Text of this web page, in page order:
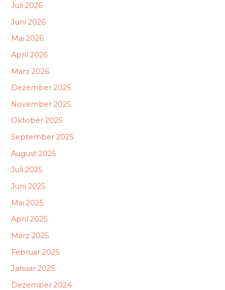
Juli 2026
Juni 2026
Mai 2026
April 2026
März 2026
Dezember 2025
November 2025
Oktober 2025
September 2025
August 2025
Juli 2025
Juni 2025
Mai 2025
April 2025
März 2025
Februar 2025
Januar 2025
Dezember 2024